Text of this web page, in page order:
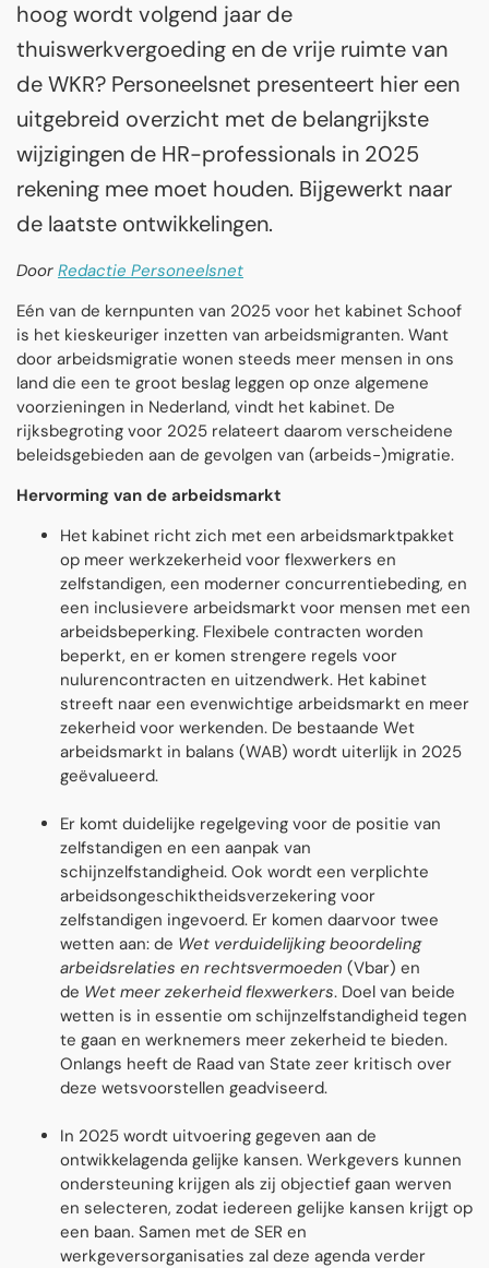
hoog wordt volgend jaar de
thuiswerkvergoeding en de vrije ruimte van
de WKR? Personeelsnet presenteert hier een
uitgebreid overzicht met de belangrijkste
wijzigingen de HR-professionals in 2025
rekening mee moet houden. Bijgewerkt naar
de laatste ontwikkelingen.
Door Redactie Personeelsnet
Eén van de kernpunten van 2025 voor het kabinet Schoof
is het kieskeuriger inzetten van arbeidsmigranten. Want
door arbeidsmigratie wonen steeds meer mensen in ons
land die een te groot beslag leggen op onze algemene
voorzieningen in Nederland, vindt het kabinet. De
rijksbegroting voor 2025 relateert daarom verscheidene
beleidsgebieden aan de gevolgen van (arbeids-)migratie.
Hervorming van de arbeidsmarkt
Het kabinet richt zich met een arbeidsmarktpakket
op meer werkzekerheid voor flexwerkers en
zelfstandigen, een moderner concurrentiebeding, en
een inclusievere arbeidsmarkt voor mensen met een
arbeidsbeperking. Flexibele contracten worden
beperkt, en er komen strengere regels voor
nulurencontracten en uitzendwerk. Het kabinet
streeft naar een evenwichtige arbeidsmarkt en meer
zekerheid voor werkenden. De bestaande Wet
arbeidsmarkt in balans (WAB) wordt uiterlĳk in 2025
geëvalueerd.
Er komt duidelijke regelgeving voor de positie van
zelfstandigen en een aanpak van
schijnzelfstandigheid. Ook wordt een verplichte
arbeidsongeschiktheidsverzekering voor
zelfstandigen ingevoerd. Er komen daarvoor twee
wetten aan: de Wet verduidelĳking beoordeling
arbeidsrelaties en rechtsvermoeden (Vbar) en
de Wet meer zekerheid flexwerkers. Doel van beide
wetten is in essentie om schĳnzelfstandigheid tegen
te gaan en werknemers meer zekerheid te bieden.
Onlangs heeft de Raad van State zeer kritisch over
deze wetsvoorstellen geadviseerd.
In 2025 wordt uitvoering gegeven aan de
ontwikkelagenda gelĳke kansen. Werkgevers kunnen
ondersteuning krijgen als zij objectief gaan werven
en selecteren, zodat iedereen gelijke kansen krijgt op
een baan. Samen met de SER en
werkgeversorganisaties zal deze agenda verder